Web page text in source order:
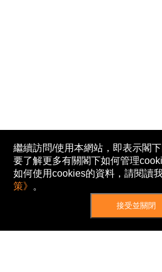
繼續訪問/使用本網站，即表示閣
要了解更多有關閣下如何管理
如何使用cookies的資料，請閱讀
策》 。
接受並關閉